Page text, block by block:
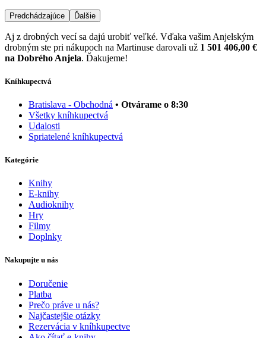
Predchádzajúce Ďalšie
Aj z drobných vecí sa dajú urobiť veľké. Vďaka vašim Anjelským
drobným ste pri nákupoch na Martinuse darovali už 1 501 406,00 €
na Dobrého Anjela. Ďakujeme!
Kníhkupectvá
Bratislava - Obchodná • Otvárame o 8:30
Všetky kníhkupectvá
Udalosti
Spriatelené kníhkupectvá
Kategórie
Knihy
E-knihy
Audioknihy
Hry
Filmy
Doplnky
Nakupujte u nás
Doručenie
Platba
Prečo práve u nás?
Najčastejšie otázky
Rezervácia v kníhkupectve